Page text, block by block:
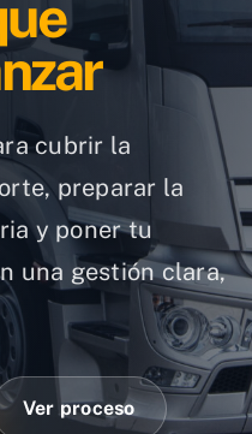
cubrir la
preparar la
y poner tu
una gestión clara,
Ver proceso